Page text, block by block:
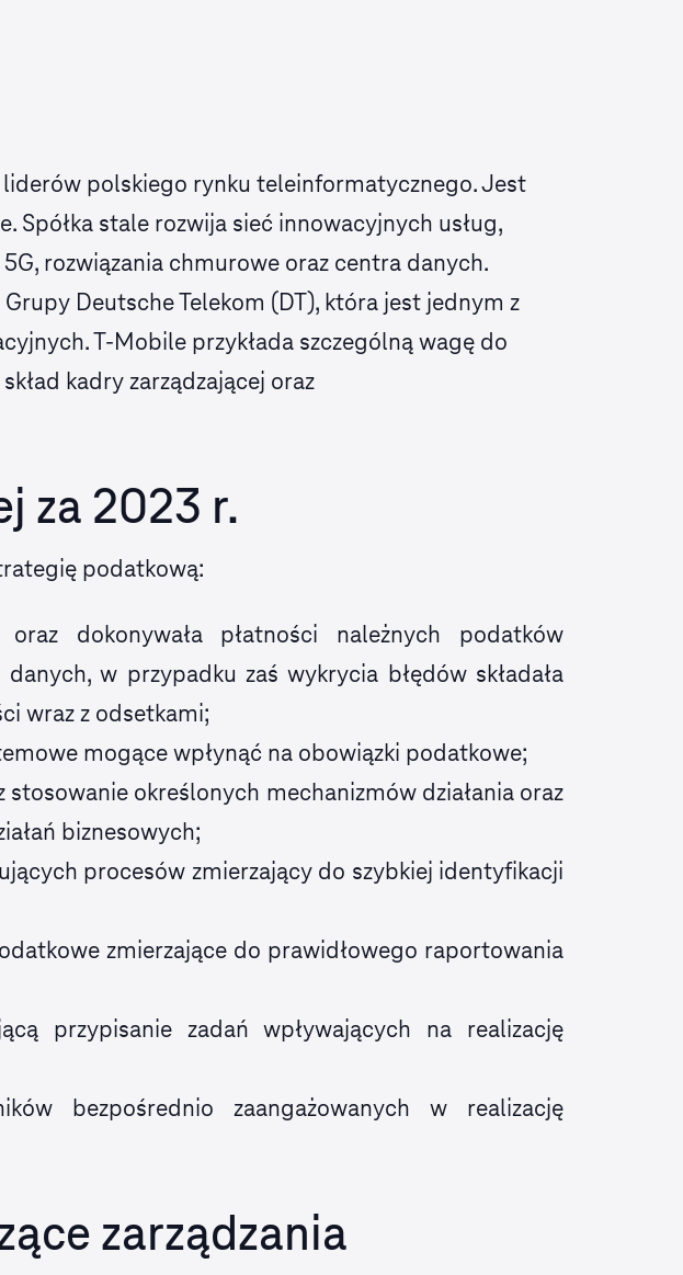
liderów polskiego rynku teleinformatycznego. Jest
stale rozwija sieć innowacyjnych usług,
rozwiązania chmurowe oraz centra danych.
Deutsche Telekom (DT), która jest jednym z
T‑Mobile przykłada szczególną wagę do
kadry zarządzającej oraz
za 2023 r.
podatkową:
dokonywała płatności należnych podatków
w przypadku zaś wykrycia błędów składała
wraz z odsetkami;
mogące wpłynąć na obowiązki podatkowe;
określonych mechanizmów działania oraz
biznesowych;
procesów zmierzający do szybkiej identyfikacji
zmierzające do prawidłowego raportowania
przypisanie zadań wpływających na realizację
bezpośrednio zaangażowanych w realizację
zarządzania